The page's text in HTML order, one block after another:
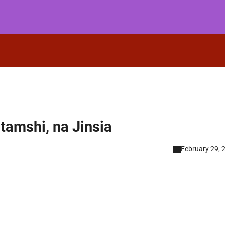
na Jinsia
February 29,